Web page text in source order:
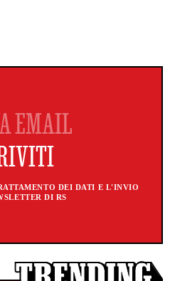
DEI DATI E L'INVIO
DI RS